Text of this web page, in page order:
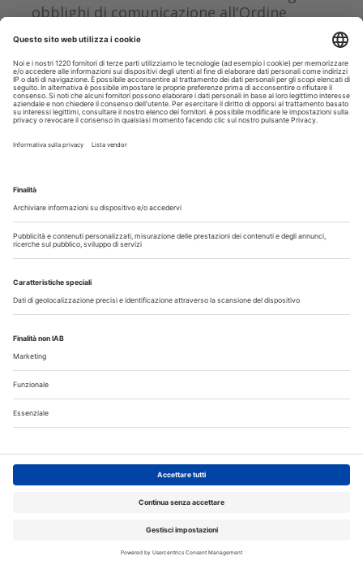
obblighi di comunicazione all'Ordine
Senna interviene sui social per ricordare ai professionisti un
adempimento spesso trascurato ma previsto dalla
normativa e...
Disinfettare lo spazzolino: i consigli da
dare ai pazienti
di uso comune per valutare la loro capacità di ridurre la
contaminazione batterica delle setole dopo l'utilizzo
quotidiano dello...
Approfondisci
AZIENDE
L’ imaging 3D nella pratica clinica
L’esperienza del prof. Marco Martignoni con le soluzioni di
l’esecuzione dell’esame, riducendo la complessità...